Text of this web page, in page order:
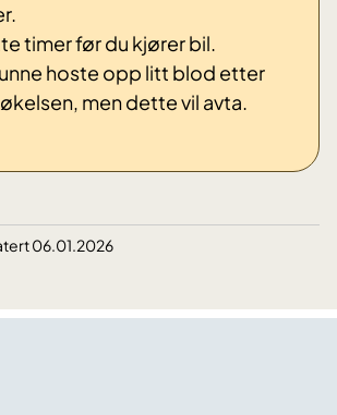
timer før du kjører bil.
hoste opp litt blod etter
men dette vil avta.
06.01.2026